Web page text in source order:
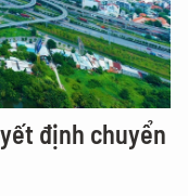
định chuyển